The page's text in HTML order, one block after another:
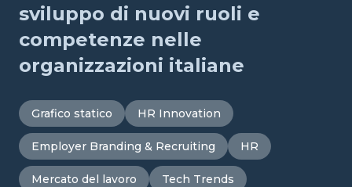
sviluppo di nuovi ruoli e
competenze nelle
organizzazioni italiane
Grafico statico HR Innovation
Employer Branding & Recruiting HR
Mercato del lavoro Tech Trends